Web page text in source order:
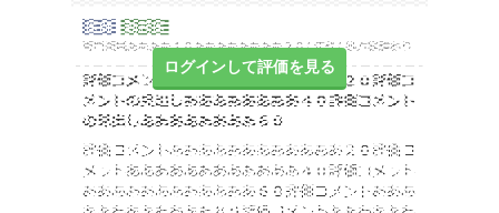
ログインして評価を見る